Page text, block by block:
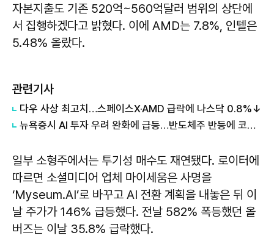
자본지출도 기존 520억~560억달러 범위의 상단에
서 집행하겠다고 밝혔다. 이에 AMD는 7.8%, 인텔은
5.48% 올랐다.
관련기사
다우 사상 최고치…스페이스X·AMD 급락에 나스닥 0.8%↓
뉴욕증시 AI 투자 우려 완화에 급등…반도체주 반등에 코스피 반격 나설까
일부 소형주에서는 투기성 매수도 재연됐다. 로이터에
따르면 소셜미디어 업체 마이세움은 사명을
‘Myseum.AI’로 바꾸고 AI 전환 계획을 내놓은 뒤 이
날 주가가 146% 급등했다. 전날 582% 폭등했던 올
버즈는 이날 35.8% 급락했다.